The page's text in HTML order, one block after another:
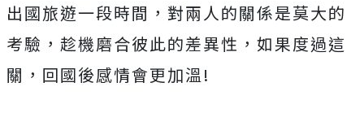
出國旅遊一段時間，對兩人的關係是莫大的
考驗，趁機磨合彼此的差異性，如果度過這
關，回國後感情會更加溫!